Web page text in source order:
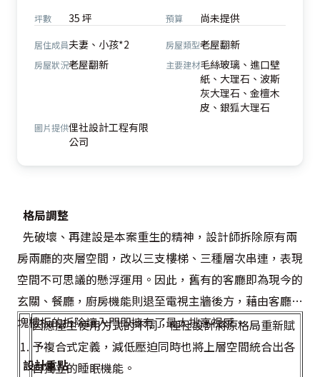
坪數 35 坪 預算 尚未提供
居住成員夫妻、小孩*2 房屋類型老屋翻新
房屋狀況老屋翻新 主要建材毛絲玻璃、進口壁
紙、大理石、波斯
灰大理石、金檀木
皮、銀狐大理石
圖片提供俚社設計工程有限
公司
  格局調整
  先破壞、再建設是本案重生的精神，設計師拆除原有兩
房兩廳的夾層空間，改以三支樓梯、三種層次串連，表現
空間不可思議的懸浮運用。因此，舊有的客廳即為現今的
玄關、餐廳，廚房機能則退至電視主牆後方，藉由客廳區
塊樓板的拆除讓入門即擁有了最大挑高視感。
設計重點
1.
因應屋主使用方式的不同，俚社設計將原格局重新賦
予複合式定義，減低壓迫同時也將上層空間統合出各
自獨立的睡眠機能。